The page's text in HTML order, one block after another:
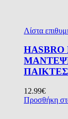
Λίστα
12.99€
Προσθήκη